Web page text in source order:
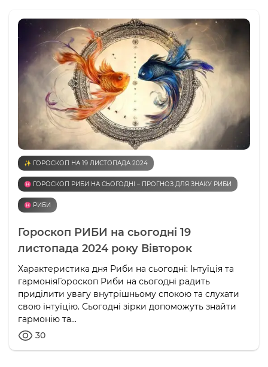
✨ ГОРОСКОП НА 19 ЛИСТОПАДА 2024
♓️ ГОРОСКОП РИБИ НА СЬОГОДНІ – ПРОГНОЗ ДЛЯ ЗНАКУ РИБИ
♓️ РИБИ
Гороскоп РИБИ на сьогодні 19
листопада 2024 року Вівторок
Характеристика дня Риби на сьогодні: Інтуїція та
гармоніяГороскоп Риби на сьогодні радить
приділити увагу внутрішньому спокою та слухати
свою інтуїцію. Сьогодні зірки допоможуть знайти
гармонію та...
30